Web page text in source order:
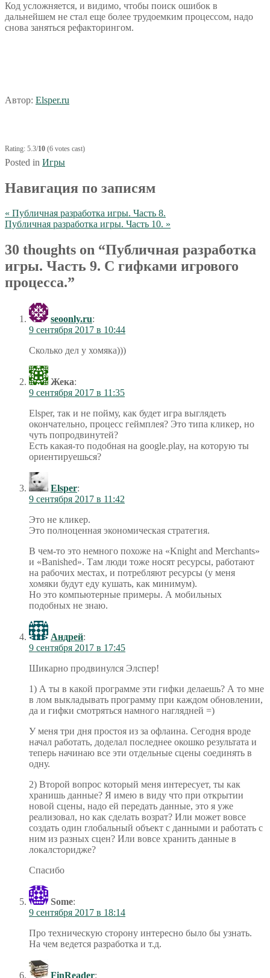
Код усложняется, и видимо, чтобы поиск ошибок в
дальнейшем не стал еще более трудоемким процессом, надо
снова заняться рефакторингом.
Автор: Elsper.ru
Rating: 5.3/10 (6 votes cast)
Posted in Игры
Навигация по записям
« Публичная разработка игры. Часть 8.
Публичная разработка игры. Часть 10. »
30 thoughts on “Публичная разработка
игры. Часть 9. С гифками игрового
процесса.”
seoonly.ru:
9 сентября 2017 в 10:44
Сколько дел у хомяка)))
Жека:
9 сентября 2017 в 11:35
Elsper, так и не пойму, как будет игра выглядеть
окончательно, процесс геймплея? Это типа кликер, но
чуть попродвинутей?
Есть какая-то подобная на google.play, на которую ты
ориентируешься?
Elsper:
9 сентября 2017 в 11:42
Это не кликер.
Это полноценная экономическая стратегия.
В чем-то это немного похоже на «Knight and Merchants»
и «Banished». Там люди тоже носят ресурсы, работают
на рабочих местах, и потребляют ресурсы (у меня
хомяки будут еду кушать, как минимум).
Но это компьютерные примеры. А мобильных
подобных не знаю.
Андрей:
9 сентября 2017 в 17:45
Шикарно продвинулся Элспер!
1) А ты в какой программе эти гифки делаешь? А то мне
в лом выкладывать программу при каждом обновлении,
да и гифки смотряться намного наглядней =)
У меня три дня простоя из за офлаина. Сегодня вроде
начал работать, доделал последнее окошко результата и
теперь начинаю все эти отдельные сцены соединять в
одну.
2) Второй вопрос который меня интересует, ты как
хранишь данные? Я имею в виду что при открытии
новой сцены, надо ей передать данные, это я уже
реализовал, но как сделать возрат? Или может вовсе
создать один глобальный объект с данными и работать с
ним из разных сцен? Или вовсе хранить данные в
локалсторидже?
Спасибо
Some:
9 сентября 2017 в 18:14
Про техническую сторону интересно было бы узнать.
На чем ведется разработка и т.д.
FinReader: